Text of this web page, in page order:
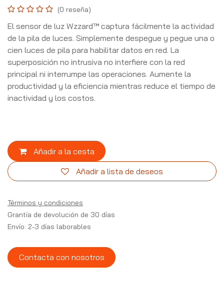
(0 reseña)
El sensor de luz Wzzard™ captura fácilmente la actividad
de la pila de luces. Simplemente despegue y pegue una o
cien luces de pila para habilitar datos en red. La
superposición no intrusiva no interfiere con la red
principal ni interrumpe las operaciones. Aumente la
productividad y la eficiencia mientras reduce el tiempo de
inactividad y los costos.
Añadir a la cesta
Añadir a lista de deseos
Términos y condiciones
Grantía de devolución de 30 días
Envío: 2-3 días laborables
Contacta con nosotros